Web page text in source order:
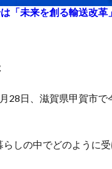
「未来を創る輸送改
28日、滋賀県甲賀市
しの中でどのように